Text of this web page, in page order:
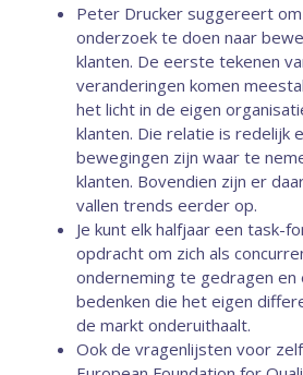
Peter Drucker suggereert
onderzoek te doen naar
klanten. De eerste tekenen
veranderingen komen
het licht in de eigen
klanten. Die relatie is redelijk
bewegingen zijn waar te
klanten. Bovendien zijn er
vallen trends eerder op.
Je kunt elk halfjaar een task-
opdracht om zich als
onderneming te gedragen en
bedenken die het eigen
de markt onderuithaalt.
Ook de vragenlijsten voor